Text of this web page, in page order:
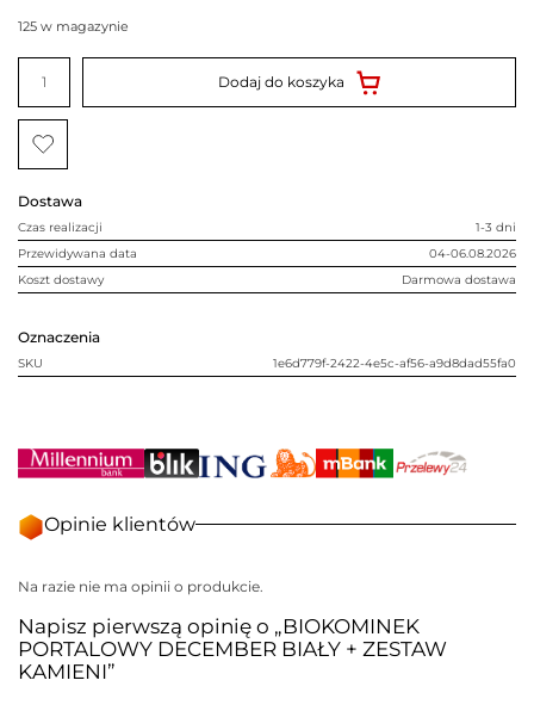
Dostawa
Czas realizacji
1-3 dni
Przewidywana data
04-06.08.2026
Koszt dostawy
Darmowa dostawa
Oznaczenia
SKU 1e6d779f-2422-4e5c-af56-a9d8dad55fa0
125 w magazynie
ilość
BIOKOMINEK
DECEMBER
BIAŁY
ZESTAW
KAMIENI
Dodaj do koszyka
Opinie klientów
Na razie nie ma opinii o produkcie.
Napisz pierwszą opinię o „BIOKOMINEK
PORTALOWY DECEMBER BIAŁY + ZESTAW
KAMIENI”